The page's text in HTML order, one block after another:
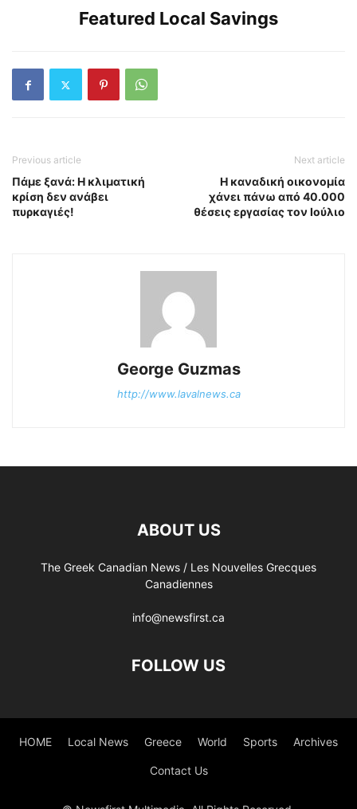
Featured Local Savings
Previous article
Πάμε ξανά: Η κλιματική
κρίση δεν ανάβει
πυρκαγιές!
Next article
Η καναδική οικονομία
χάνει πάνω από 40.000
θέσεις εργασίας τον Ιούλιο
George Guzmas
http://www.lavalnews.ca
ABOUT US
The Greek Canadian News / Les Nouvelles Grecques
Canadiennes
info@newsfirst.ca
FOLLOW US
HOME Local News Greece World Sports Archives
Contact Us